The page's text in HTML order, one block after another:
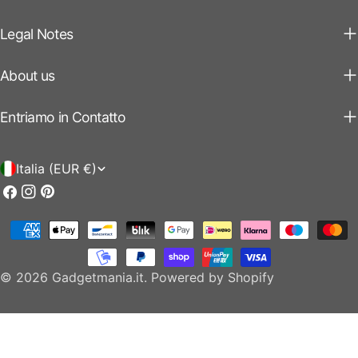
Legal Notes
About us
Entriamo in Contatto
P
a
e
Italia (EUR €)
Facebook
Instagram
Pinterest
© 2026 Gadgetmania.it. Powered by Shopify
Modalità
pagamento